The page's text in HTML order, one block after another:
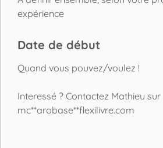
expérience
Date de début
Quand vous pouvez/voulez !
Interessé ? Contactez Mathieu sur
mc**arobase**flexilivre.com